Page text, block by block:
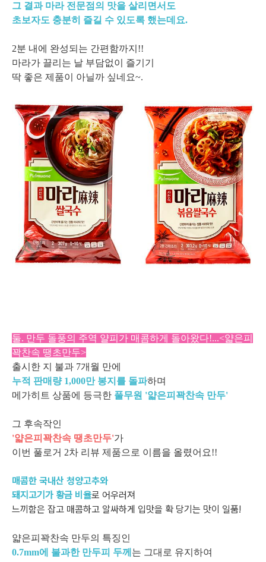
그 결과 마라 전문점의 맛을 살리면서도
초보자도 충분히 즐길 수 있도록 했는데요.
2분 내에 완성되는 간편함까지!!
마라가 끌리는 날 부담없이 즐기기
딱 좋은 제품이 아닐까 싶네요~.
둘. 만두 돌풍의 주역 얄피가 매콤하게 돌아왔다!...<얇은피
꽉찬속 땡초만두>
출시한 지 불과 7개월 만에
누적 판매량 1,000만 봉지를 돌파하며
메가히트 상품에 등극한 풀무원 '얇은피꽉찬속 만두'
그 후속작인
'얇은피꽉찬속 땡초만두'가
이번 풀로거 2차 리뷰 제품으로 이름을 올렸어요!!
매콤한 국내산 청양고추와
돼지고기가 황금 비율로 어우러져
느끼함은 잡고 매콤하고 알싸하게 입맛을 확 당기는 맛이 일품!
얇은피꽉찬속 만두의 특징인
0.7mm에 불과한 만두피 두께 는 그대로 유지하여